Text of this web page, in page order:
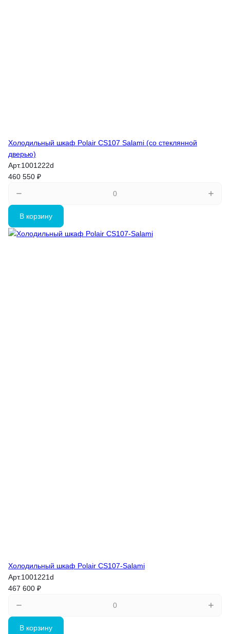
Холодильный шкаф Polair CS107 Salami (со стеклянной
дверью)
Арт.1001222d
460 550 ₽
В корзину
Холодильный шкаф Polair CS107-Salami
Арт.1001221d
467 600 ₽
В корзину